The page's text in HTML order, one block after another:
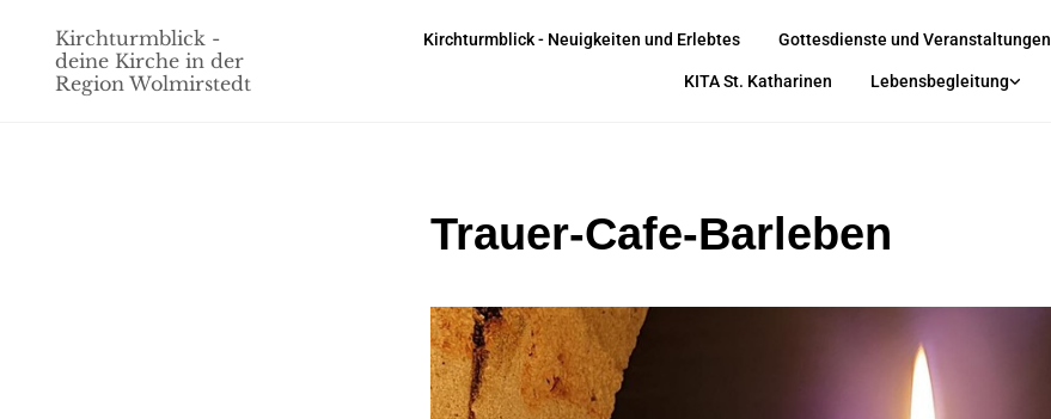
Kirchturmblick -
deine Kirche in der
Region Wolmirstedt
Kirchturmblick - Neuigkeiten und Erlebtes Gottesdienste und Veranstaltungen
KITA St. Katharinen Lebensbegleitung
Trauer-Cafe-Barleben